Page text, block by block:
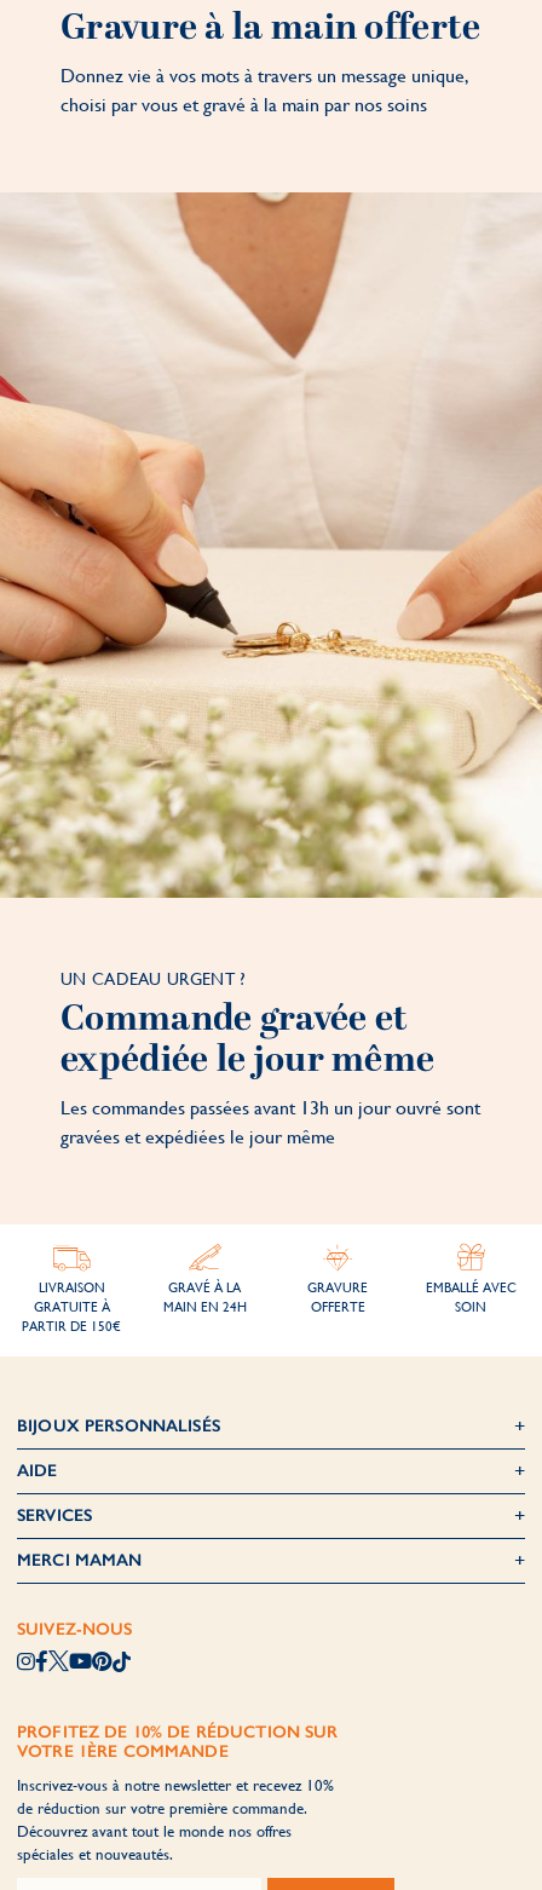
Gravure à la main offerte
Donnez vie à vos mots à travers un message unique,
choisi par vous et gravé à la main par nos soins
UN CADEAU URGENT ?
Commande gravée et
expédiée le jour même
Les commandes passées avant 13h un jour ouvré sont
gravées et expédiées le jour même
LIVRAISON
GRATUITE À
PARTIR DE 150€
GRAVÉ À LA
MAIN EN 24H
GRAVURE
OFFERTE
EMBALLÉ AVEC
SOIN
BIJOUX PERSONNALISÉS
AIDE
SERVICES
MERCI MAMAN
SUIVEZ-NOUS
PROFITEZ DE 10% DE RÉDUCTION SUR
VOTRE 1ÈRE COMMANDE
Inscrivez-vous à notre newsletter et recevez 10%
de réduction sur votre première commande.
Découvrez avant tout le monde nos offres
spéciales et nouveautés.